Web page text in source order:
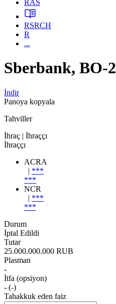
RAS
RSRCH
R
...
Sberbank, BO-
İndir
Panoya kopyala
Tahviller
İhraç | İhraççı
İhraççı
ACRA
| ***
***
NCR
| ***
***
Durum
İptal Edildi
Tutar
25.000.000.000 RUB
Plasman
-
İtfa (opsiyon)
- (-)
Tahakkuk eden faiz